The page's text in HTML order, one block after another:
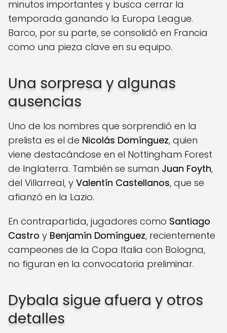
minutos importantes y busca cerrar la
temporada ganando la Europa League.
Barco, por su parte, se consolidó en Francia
como una pieza clave en su equipo.
Una sorpresa y algunas
ausencias
Uno de los nombres que sorprendió en la
prelista es el de Nicolás Domínguez, quien
viene destacándose en el Nottingham Forest
de Inglaterra. También se suman Juan Foyth,
del Villarreal, y Valentín Castellanos, que se
afianzó en la Lazio.
En contrapartida, jugadores como Santiago
Castro y Benjamín Domínguez, recientemente
campeones de la Copa Italia con Bologna,
no figuran en la convocatoria preliminar.
Dybala sigue afuera y otros
detalles